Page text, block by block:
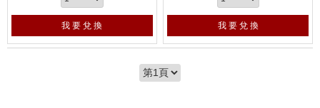
我 要 兌 換 我 要 兌 換